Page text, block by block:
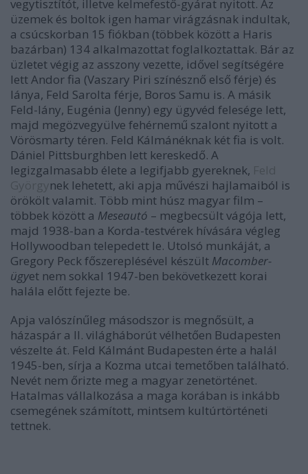
vegytisztítót, illetve kelmefestő-gyárat nyitott. Az
üzemek és boltok igen hamar virágzásnak indultak,
a csúcskorban 15 fiókban (többek között a Haris
bazárban) 134 alkalmazottat foglalkoztattak. Bár az
üzletet végig az asszony vezette, idővel segítségére
lett Andor fia (Vaszary Piri színésznő első férje) és
lánya, Feld Sarolta férje, Boros Samu is. A másik
Feld-lány, Eugénia (Jenny) egy ügyvéd felesége lett,
majd megözvegyülve fehérnemű szalont nyitott a
Vörösmarty téren. Feld Kálmánéknak két fia is volt.
Dániel Pittsburghben lett kereskedő. A
legizgalmasabb élete a legifjabb gyereknek, Feld
Györgynek lehetett, aki apja művészi hajlamaiból is
örökölt valamit. Több mint húsz magyar film –
többek között a Meseautó – megbecsült vágója lett,
majd 1938-ban a Korda-testvérek hívására végleg
Hollywoodban telepedett le. Utolsó munkáját, a
Gregory Peck főszereplésével készült Macomber-
ügyet nem sokkal 1947-ben bekövetkezett korai
halála előtt fejezte be.
Apja valószínűleg másodszor is megnősült, a
házaspár a II. világháborút vélhetően Budapesten
vészelte át. Feld Kálmánt Budapesten érte a halál
1945-ben, sírja a Kozma utcai temetőben található.
Nevét nem őrizte meg a magyar zenetörténet.
Hatalmas vállalkozása a maga korában is inkább
csemegének számított, mintsem kultúrtörténeti
tettnek.